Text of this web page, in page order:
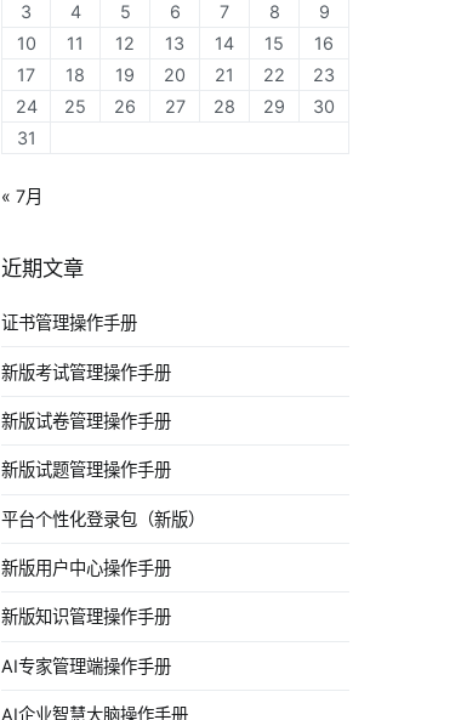
3
4 5 6 7 8
9
10
11 12 13 14 15
16
17
18 19 20 21 22
23
24
25 26 27 28 29
30
31
« 7月
近期文章
证书管理操作手册
新版考试管理操作手册
新版试卷管理操作手册
新版试题管理操作手册
平台个性化登录包（新版）
新版用户中心操作手册
新版知识管理操作手册
AI专家管理端操作手册
AI企业智慧大脑操作手册